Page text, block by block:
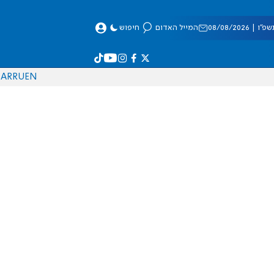
08/2026 המייל האדום חיפוש
EN
RU
AR